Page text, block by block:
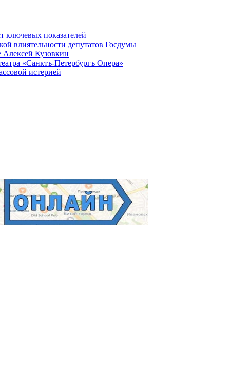
ключевых показателей
влиятельности депутатов Госдумы
Кузовкин
«Санктъ-Петербургъ Опера»
истерией